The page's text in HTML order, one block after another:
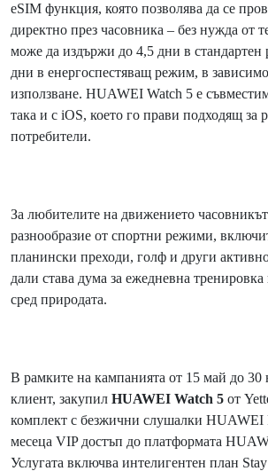
eSIM функция, която позволява да се
директно през часовника – без нужда от
може да издържи до 4,5 дни в стандартен
дни в енергоспестяващ режим, в
използване. HUAWEI Watch 5 е
така и с iOS, което го прави подходящ за
потребители.
За любителите на движението
разнообразие от спортни режими,
планински преходи, голф и други
дали става дума за ежедневна
сред природата.
В рамките на кампанията от 15 май до 30
клиент, закупил HUAWEI Watch 5 от
комплект с безжични слушалки HUAWEI
месеца VIP достъп до платформата
Услугата включва интелигентен план